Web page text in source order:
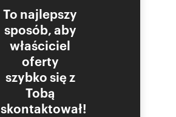
To najlepszy
sposób, aby
właściciel
oferty
szybko się z
Tobą
skontaktował!